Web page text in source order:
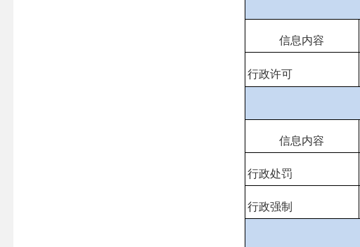
信息内容
行政许可
信息内容
行政处罚
行政强制